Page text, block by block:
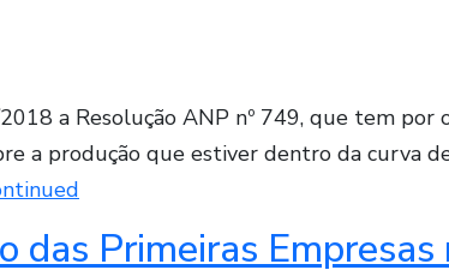
a Resolução ANP nº 749, que tem
a produção que estiver dentro da curva
das Primeiras